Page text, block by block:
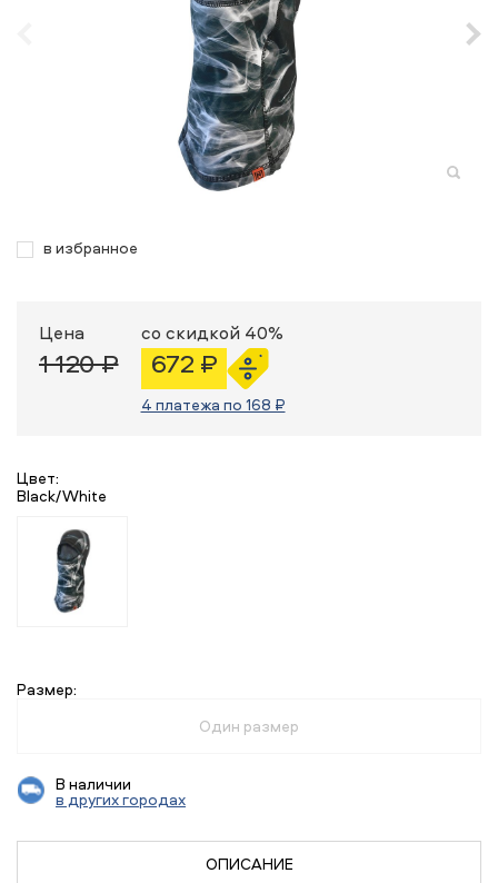
в избранное
Цена
1 120 ₽
со скидкой 40%
672 ₽
4 платежа по 168 ₽
Цвет:
Black/White
Размер:
Один размер
В наличии
в других городах
ОПИСАНИЕ